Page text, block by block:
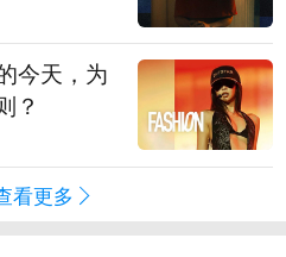
今天，为
？
看更多